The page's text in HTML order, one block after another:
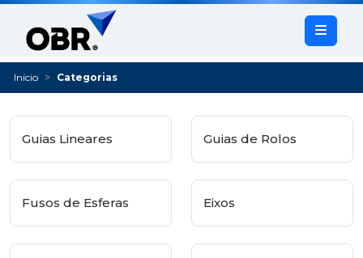
Início Categorias
Guias Lineares Guias de Rolos
Fusos de Esferas Eixos